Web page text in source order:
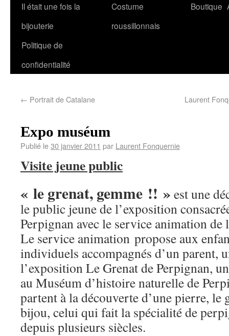
Il était une fois la
bijouterie
Costume
roussillonnais
Boutique
Politique de
confidentialité
← Portrait de Catalane Laurent
Expo muséum
Publié le30 janvier 2011 par Laurent Fonquernie
Visite jeune public
« le grenat, gemme !! » est une
le public jeune de l’exposition
Perpignan avec le service animation
Le service animation propose aux
individuels accompagnés d’un parent,
l’exposition Le Grenat de Perpignan,
au Muséum d’histoire naturelle de
partent à la découverte d’une pierre, le
bijou, celui qui fait la spécialité de
depuis plusieurs siècles.